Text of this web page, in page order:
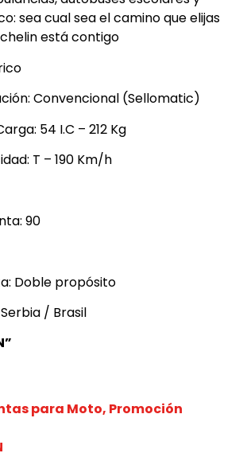
sea cual sea el camino que elijas
está contigo
Convencional (Sellomatic)
54 I.C – 212 Kg
T – 190 Km/h
90
Doble propósito
/ Brasil
para Moto, Promoción